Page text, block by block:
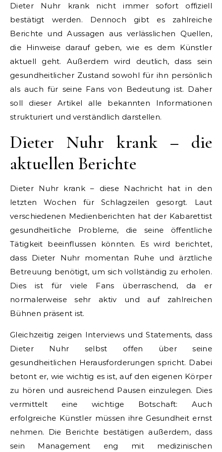
Dieter Nuhr krank nicht immer sofort offiziell
bestätigt werden. Dennoch gibt es zahlreiche
Berichte und Aussagen aus verlässlichen Quellen,
die Hinweise darauf geben, wie es dem Künstler
aktuell geht. Außerdem wird deutlich, dass sein
gesundheitlicher Zustand sowohl für ihn persönlich
als auch für seine Fans von Bedeutung ist. Daher
soll dieser Artikel alle bekannten Informationen
strukturiert und verständlich darstellen.
Dieter Nuhr krank – die
aktuellen Berichte
Dieter Nuhr krank – diese Nachricht hat in den
letzten Wochen für Schlagzeilen gesorgt. Laut
verschiedenen Medienberichten hat der Kabarettist
gesundheitliche Probleme, die seine öffentliche
Tätigkeit beeinflussen könnten. Es wird berichtet,
dass Dieter Nuhr momentan Ruhe und ärztliche
Betreuung benötigt, um sich vollständig zu erholen.
Dies ist für viele Fans überraschend, da er
normalerweise sehr aktiv und auf zahlreichen
Bühnen präsent ist.
Gleichzeitig zeigen Interviews und Statements, dass
Dieter Nuhr selbst offen über seine
gesundheitlichen Herausforderungen spricht. Dabei
betont er, wie wichtig es ist, auf den eigenen Körper
zu hören und ausreichend Pausen einzulegen. Dies
vermittelt eine wichtige Botschaft: Auch
erfolgreiche Künstler müssen ihre Gesundheit ernst
nehmen. Die Berichte bestätigen außerdem, dass
sein Management eng mit medizinischen